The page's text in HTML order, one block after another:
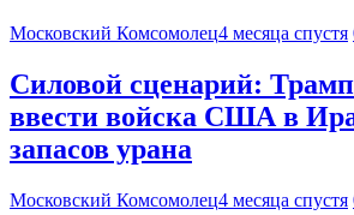
Московский Комсомолец4 месяца спустя
Силовой сценарий:
ввести войска США в
запасов урана
Московский Комсомолец4 месяца спустя